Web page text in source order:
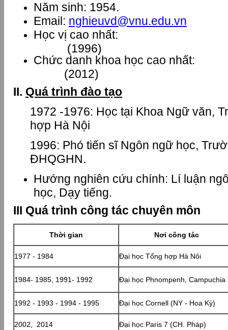
Năm sinh: 1954.
Email: nghieuvd@vnu.edu.vn
Học vị cao nhất:
(1996)
Chức danh khoa học cao nhất:
(2012)
II. Quá trình đào tạo
1972 -1976: Học tại Khoa Ngữ văn,
hợp Hà Nội
1996: Phó tiến sĩ Ngôn ngữ học,
ĐHQGHN.
Hướng nghiên cứu chính: Lí luận
học, Dạy tiếng.
III Quá trình công tác chuyên môn
Thời gian Nơi công tác
1977 - 1984 Đại học Tổng hợp Hà Nôi
1984- 1985, 1991- 1992 Đại học Phnompenh, Campuchia
1992 - 1993 - 1994 - 1995 Đại học Cornell (NY - Hoa Kỳ)
2002, 2014 Đại học Paris 7 (CH. Pháp)